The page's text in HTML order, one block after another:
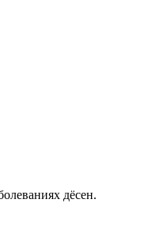
дёсен.